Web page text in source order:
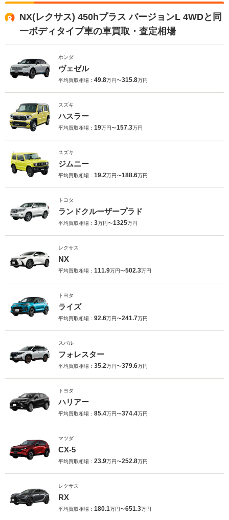
NX(レクサス) 450hプラス バージョンL 4WDと同
一ボディタイプ車の車買取・査定相場
ホンダ
ヴェゼル
平均買取相場： 49.8万円〜315.8万円
スズキ
ハスラー
平均買取相場： 19万円〜157.3万円
スズキ
ジムニー
平均買取相場： 19.2万円〜188.6万円
トヨタ
ランドクルーザープラド
平均買取相場： 3万円〜1325万円
レクサス
NX
平均買取相場： 111.9万円〜502.3万円
トヨタ
ライズ
平均買取相場： 92.6万円〜241.7万円
スバル
フォレスター
平均買取相場： 35.2万円〜379.6万円
トヨタ
ハリアー
平均買取相場： 85.4万円〜374.4万円
マツダ
CX-5
平均買取相場： 23.9万円〜252.8万円
レクサス
RX
平均買取相場： 180.1万円〜651.3万円